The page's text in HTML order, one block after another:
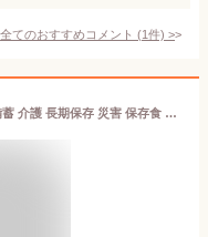
全てのおすすめコメント (1件) >
永平寺 朝がゆ 270g | レトルト お粥 備蓄 介護 長期保存 災害 保存食 仕送り 非常食